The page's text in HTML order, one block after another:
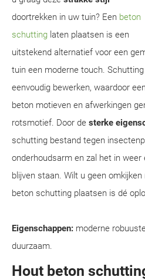
doortrekken in uw tuin? Een beton
schutting laten plaatsen is een
uitstekend alternatief voor een
tuin een moderne touch.
eenvoudig bewerken, waardoor
beton motieven en afwerkingen
rotsmotief. Door de sterke
schutting bestand tegen
onderhoudsarm en zal het in
blijven staan. Wilt u geen
beton schutting plaatsen is dé
Eigenschappen: moderne
duurzaam.
Hout beton